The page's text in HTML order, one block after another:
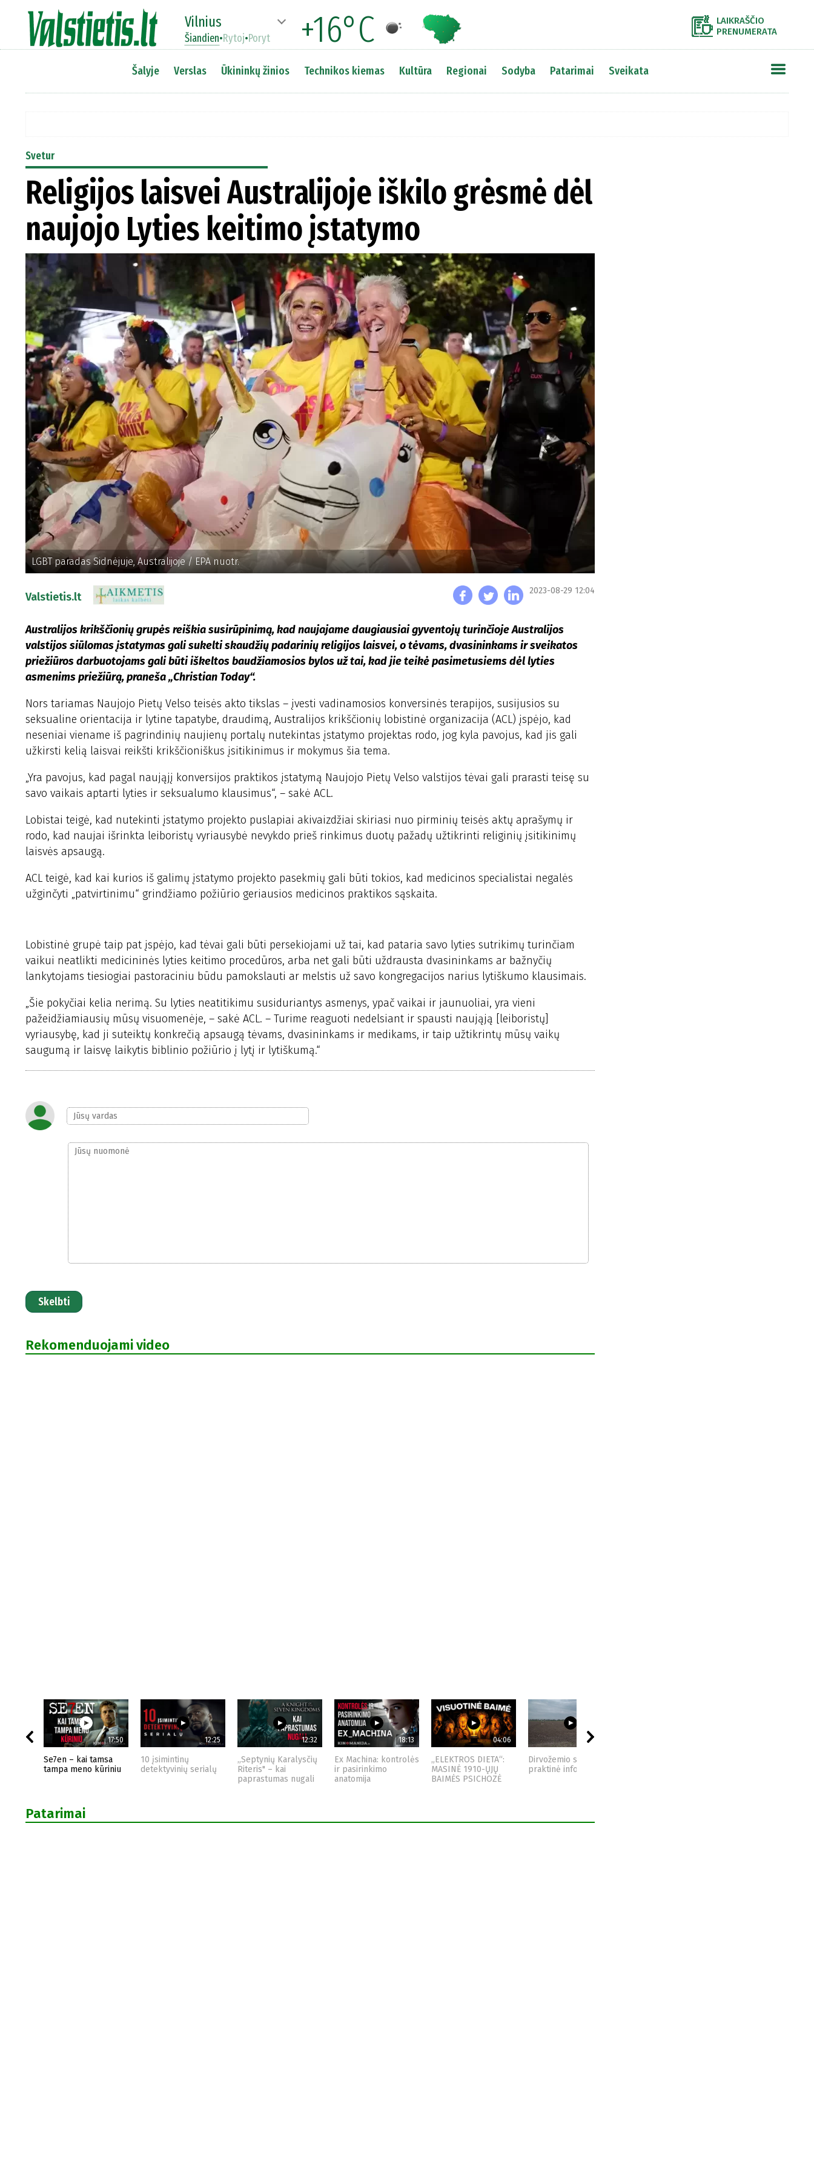
Vilnius +16°C
Šiandien•Rytoj•Poryt
LAIKRAŠČIO
PRENUMERATA
Šalyje Verslas Ūkininkų žinios Technikos kiemas Kultūra Regionai Sodyba Patarimai Sveikata
Svetur
Religijos laisvei Australijoje iškilo grėsmė dėl
naujojo Lyties keitimo įstatymo
LGBT paradas Sidnėjuje, Australijoje / EPA nuotr.
Valstietis.lt 2023-08-29 12:04
Australijos krikščionių grupės reiškia susirūpinimą, kad naujajame daugiausiai gyventojų turinčioje Australijos
valstijos siūlomas įstatymas gali sukelti skaudžių padarinių religijos laisvei, o tėvams, dvasininkams ir sveikatos
priežiūros darbuotojams gali būti iškeltos baudžiamosios bylos už tai, kad jie teikė pasimetusiems dėl lyties
asmenims priežiūrą, praneša „Christian Today“.
Nors tariamas Naujojo Pietų Velso teisės akto tikslas – įvesti vadinamosios konversinės terapijos, susijusios su
seksualine orientacija ir lytine tapatybe, draudimą, Australijos krikščionių lobistinė organizacija (ACL) įspėjo, kad
neseniai viename iš pagrindinių naujienų portalų nutekintas įstatymo projektas rodo, jog kyla pavojus, kad jis gali
užkirsti kelią laisvai reikšti krikščioniškus įsitikinimus ir mokymus šia tema.
„Yra pavojus, kad pagal naująjį konversijos praktikos įstatymą Naujojo Pietų Velso valstijos tėvai gali prarasti teisę su
savo vaikais aptarti lyties ir seksualumo klausimus“, – sakė ACL.
Lobistai teigė, kad nutekinti įstatymo projekto puslapiai akivaizdžiai skiriasi nuo pirminių teisės aktų aprašymų ir
rodo, kad naujai išrinkta leiboristų vyriausybė nevykdo prieš rinkimus duotų pažadų užtikrinti religinių įsitikinimų
laisvės apsaugą.
ACL teigė, kad kai kurios iš galimų įstatymo projekto pasekmių gali būti tokios, kad medicinos specialistai negalės
užginčyti „patvirtinimu“ grindžiamo požiūrio geriausios medicinos praktikos sąskaita.
Lobistinė grupė taip pat įspėjo, kad tėvai gali būti persekiojami už tai, kad pataria savo lyties sutrikimų turinčiam
vaikui neatlikti medicininės lyties keitimo procedūros, arba net gali būti uždrausta dvasininkams ar bažnyčių
lankytojams tiesiogiai pastoraciniu būdu pamokslauti ar melstis už savo kongregacijos narius lytiškumo klausimais.
„Šie pokyčiai kelia nerimą. Su lyties neatitikimu susiduriantys asmenys, ypač vaikai ir jaunuoliai, yra vieni
pažeidžiamiausių mūsų visuomenėje, – sakė ACL. – Turime reaguoti nedelsiant ir spausti naująją [leiboristų]
vyriausybę, kad ji suteiktų konkrečią apsaugą tėvams, dvasininkams ir medikams, ir taip užtikrintų mūsų vaikų
saugumą ir laisvę laikytis biblinio požiūrio į lytį ir lytiškumą.“
Skelbti
Rekomenduojami video
17:50
Se7en – kai tamsa
tampa meno kūriniu
12:25
10 įsimintinų
detektyvinių serialų
12:32
„Septynių Karalysčių
Riteris" – kai
paprastumas nugali
18:13
Ex Machina: kontrolės
ir pasirinkimo
anatomija
04:06
„ELEKTROS DIETA“:
MASINĖ 1910-ŲJŲ
BAIMĖS PSICHOZĖ
03:23
Dirvožemio sveikata -
praktinė informacija
Patarimai